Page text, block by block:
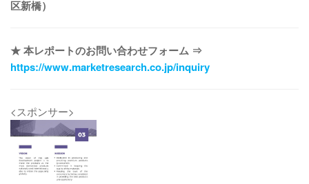
区新橋）
★ 本レポートのお問い合わせフォーム ⇒
https://www.marketresearch.co.jp/inquiry
<スポンサー>